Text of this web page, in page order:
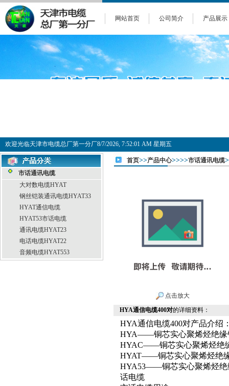
网站首页 公司简介 产品展示
欢迎光临天津市电缆总厂第一分厂8/7/2026, 7:52:02 AM 星期五
市话通讯电缆
大对数电缆HYAT
钢丝铠装通讯电缆HYAT33
HYAT通信电缆
HYAT53市话电缆
通讯电缆HYAT23
电话电缆HYAT22
音频电缆HYAT553
首页>>产品中心>>>>市话通讯电缆
点击放大
HYA通信电缆400对的详细资料：
HYA通信电缆400对产品介绍
HYA——铜芯实心聚烯烃绝缘
HYAC——铜芯实心聚烯烃绝
HYAT——铜芯实心聚烯烃绝
HYA53——铜芯实心聚烯烃绝
话电缆